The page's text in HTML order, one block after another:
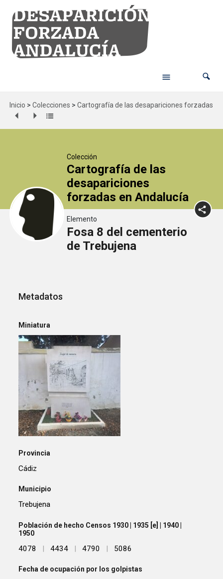
Inicio > Colecciones > Cartografía de las desapariciones forzadas
Colección
Cartografía de las
desapariciones
forzadas en Andalucía
Elemento
Fosa 8 del cementerio
de Trebujena
Metadatos
Miniatura
Provincia
Cádiz
Municipio
Trebujena
Población de hecho Censos 1930 | 1935 [e] | 1940 |
1950
4078 | 4434 | 4790 | 5086
Fecha de ocupación por los golpistas